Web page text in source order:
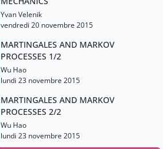
Yvan Velenik
vendredi 20 novembre 2015
MARTINGALES AND MARKOV
PROCESSES 1/2
Wu Hao
lundi 23 novembre 2015
MARTINGALES AND MARKOV
PROCESSES 2/2
Wu Hao
lundi 23 novembre 2015